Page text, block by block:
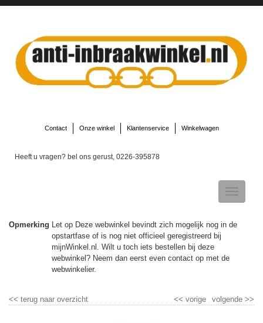
Contact Onze winkel Klantenservice Winkelwagen
Heeft u vragen? bel ons gerust, 0226-395878
Toggle
Opmerking Let op Deze webwinkel bevindt zich mogelijk nog in de
opstartfase of is nog niet officieel geregistreerd bij
mijnWinkel.nl. Wilt u toch iets bestellen bij deze
webwinkel? Neem dan eerst even contact op met de
webwinkelier.
<< terug naar overzicht volgende >>
<< vorige